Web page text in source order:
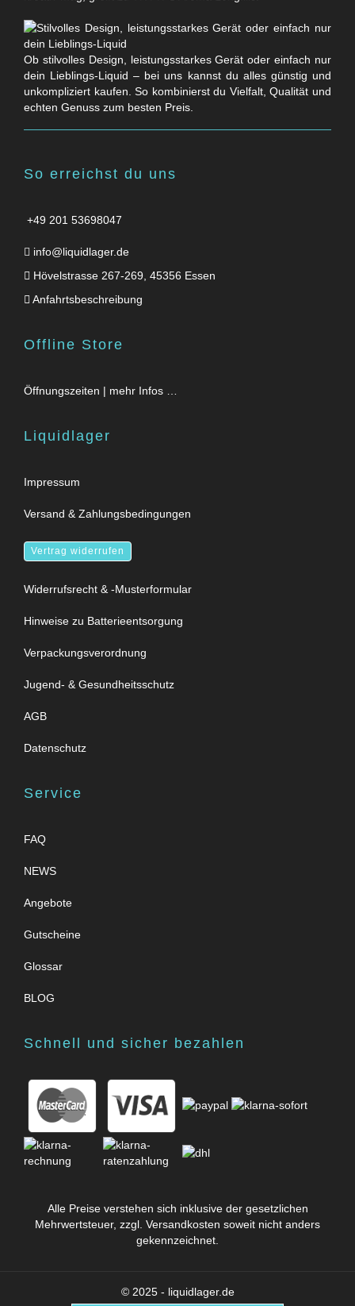
Ob stilvolles Design, leistungsstarkes Gerät oder einfach nur
dein Lieblings-Liquid – bei uns kannst du alles günstig und
unkompliziert kaufen. So kombinierst du Vielfalt, Qualität und
echten Genuss zum besten Preis.
So erreichst du uns
+49 201 53698047
info@liquidlager.de
Hövelstrasse 267-269, 45356 Essen
Anfahrtsbeschreibung
Offline Store
Öffnungszeiten | mehr Infos …
Liquidlager
Impressum
Versand & Zahlungsbedingungen
Vertrag widerrufen
Widerrufsrecht & -Musterformular
Hinweise zu Batterieentsorgung
Verpackungsverordnung
Jugend- & Gesundheitsschutz
AGB
Datenschutz
Service
FAQ
NEWS
Angebote
Gutscheine
Glossar
BLOG
Schnell und sicher bezahlen
Alle Preise verstehen sich inklusive der gesetzlichen
Mehrwertsteuer, zzgl. Versandkosten soweit nicht anders
gekennzeichnet.
© 2025 - liquidlager.de